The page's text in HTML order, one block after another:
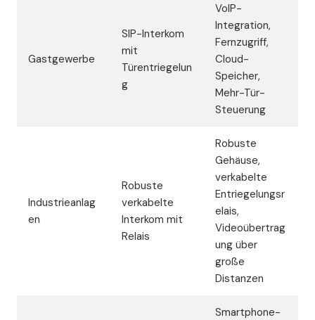
Gastgewerbe
SIP-Interkom
mit
Türentriegelun
g
VoIP-
Integration,
Fernzugriff,
Cloud-
Speicher,
Mehr-Tür-
Steuerung
Industrieanlag
en
Robuste
verkabelte
Interkom mit
Relais
Robuste
Gehäuse,
verkabelte
Entriegelungsr
elais,
Videoübertrag
ung über
große
Distanzen
Smartphone-